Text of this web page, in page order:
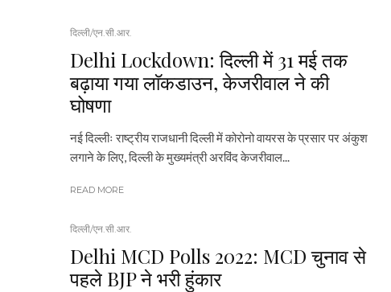
दिल्ली/एन.सी.आर.
Delhi Lockdown: दिल्ली में 31 मई तक
बढ़ाया गया लाॅकडाउन, केजरीवाल ने की
घोषणा
नई दिल्लीः राष्ट्रीय राजधानी दिल्ली में कोरोनो वायरस के प्रसार पर अंकुश
लगाने के लिए, दिल्ली के मुख्यमंत्री अरविंद केजरीवाल...
READ MORE
दिल्ली/एन.सी.आर.
Delhi MCD Polls 2022: MCD चुनाव से
पहले BJP ने भरी हुंकार